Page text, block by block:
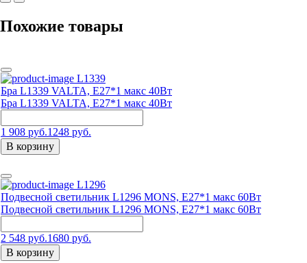
Похожие товары
L1339
Бра L1339 VALTA, Е27*1 макс 40Вт
Бра L1339 VALTA, Е27*1 макс 40Вт
1 908 руб.1248 руб.
В корзину
L1296
Подвесной светильник L1296 MONS, Е27*1 макс 60Вт
Подвесной светильник L1296 MONS, Е27*1 макс 60Вт
2 548 руб.1680 руб.
В корзину